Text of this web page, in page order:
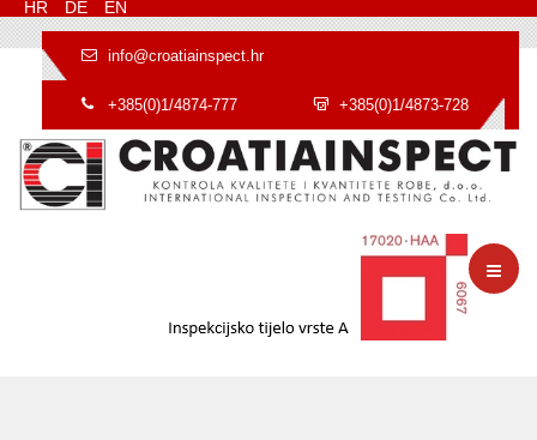
HR DE EN
info@croatiainspect.hr
+385(0)1/4874-777 +385(0)1/4873-728